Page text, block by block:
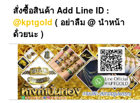
Skip
content
สั่งซื้อสินค้า Add Line ID :
@kptgold ( อย่าลืม @ นำหน้า
ด้่วยนะ )